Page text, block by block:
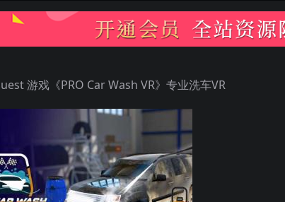
游戏《PRO Car Wash VR》专业洗车VR